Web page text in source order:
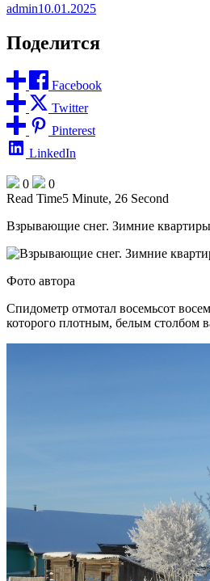
admin10.01.2025
Поделится
Facebook
Twitter
Pinterest
LinkedIn
0
0
Read Time5 Minute, 26 Second
Взрывающие снег. Зимние
Фото автора
Спидометр отмотал восемьсот
которого плотным, белым столбом